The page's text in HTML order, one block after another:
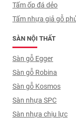
Tấm ốp đá dẻo
Tấm nhựa giả gỗ
SÀN NỘI THẤT
Sàn gỗ Egger
Sàn gỗ Robina
Sàn gỗ Kosmos
Sàn nhựa SPC
Sàn nhựa chịu lực